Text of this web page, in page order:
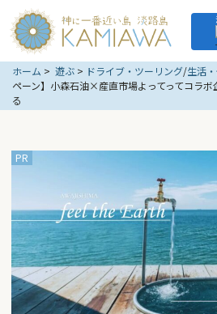
ホーム 遊ぶ ドライブ・ツーリング/生活
ペーン】小森石油×産直市場よってってコラボ
る